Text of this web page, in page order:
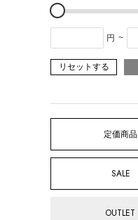
円 ~
リセットする
定価商品
SALE
OUTLET